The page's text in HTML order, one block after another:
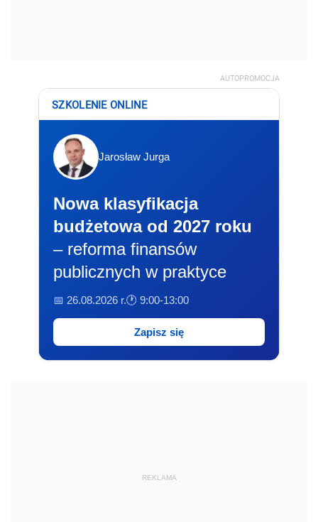
AUTOPROMOCJA
SZKOLENIE ONLINE
Jarosław Jurga
Nowa klasyfikacja
budżetowa od 2027 roku
– reforma finansów
publicznych w praktyce
📅 26.08.2026 r.🕐 9:00-13:00
Zapisz się
REKLAMA